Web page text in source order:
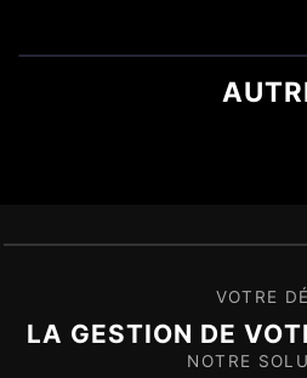
VOTRE
LA GESTION DE
NOTRE